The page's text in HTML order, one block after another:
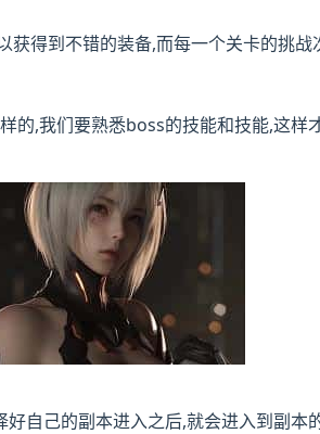
得到不错的装备,而每一个关卡的挑
,我们要熟悉boss的技能和技能,这样
自己的副本进入之后,就会进入到副